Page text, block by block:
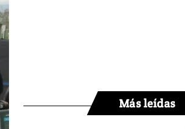
Más leídas